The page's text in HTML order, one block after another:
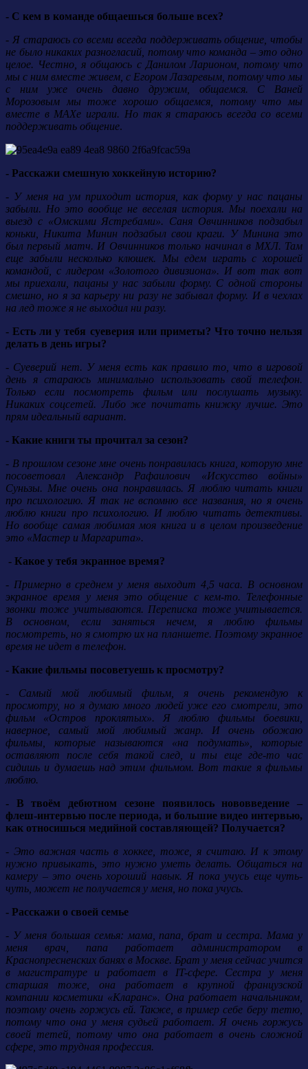
- С кем в команде общаешься больше всех?
- Я стараюсь со всеми всегда поддерживать общение, чтобы
не было никаких разногласий, потому что команда – это одно
целое. Честно, я общаюсь с Данилом Ларионом, потому что
мы с ним вместе живем, с Егором Лазаревым, потому что мы
с ним уже очень давно дружим, общаемся. С Ваней
Морозовым мы тоже хорошо общаемся, потому что мы
вместе в МАХе играли. Но так я стараюсь всегда со всеми
поддерживать общение.
- Расскажи смешную хоккейную историю?
- У меня на ум приходит история, как форму у нас пацаны
забыли. Но это вообще не веселая история. Мы поехали на
выезд с «Омскими Ястребами». Саня Овчинников подзабыл
коньки, Никита Минин подзабыл свои краги. У Минина это
был первый матч. И Овчинников только начинал в МХЛ. Там
еще забыли несколько клюшек. Мы едем играть с хорошей
командой, с лидером «Золотого дивизиона». И вот так вот
мы приехали, пацаны у нас забыли форму. С одной стороны
смешно, но я за карьеру ни разу не забывал форму. И в чехлах
на лед тоже я не выходил ни разу.
- Есть ли у тебя суеверия или приметы? Что точно нельзя
делать в день игры?
- Суеверий нет. У меня есть как правило то, что в игровой
день я стараюсь минимально использовать свой телефон.
Только если посмотреть фильм или послушать музыку.
Никаких соцсетей. Либо же почитать книжку лучше. Это
прям идеальный вариант.
- Какие книги ты прочитал за сезон?
- В прошлом сезоне мне очень понравилась книга, которую мне
посоветовал Александр Рафаилович «Искусство войны»
Суньзы. Мне очень она понравилась. Я люблю читать книги
про психологию. Я так не вспомню все названия, но я очень
люблю книги про психологию. И люблю читать детективы.
Но вообще самая любимая моя книга и в целом произведение
это «Мастер и Маргарита».
- Какое у тебя экранное время?
- Примерно в среднем у меня выходит 4,5 часа. В основном
экранное время у меня это общение с кем-то. Телефонные
звонки тоже учитываются. Переписка тоже учитывается.
В основном, если заняться нечем, я люблю фильмы
посмотреть, но я смотрю их на планшете. Поэтому экранное
время не идет в телефон.
- Какие фильмы посоветуешь к просмотру?
- Самый мой любимый фильм, я очень рекомендую к
просмотру, но я думаю много людей уже его смотрели, это
фильм «Остров проклятых». Я люблю фильмы боевики,
наверное, самый мой любимый жанр. И очень обожаю
фильмы, которые называются «на подумать», которые
оставляют после себя такой след, и ты еще где-то час
сидишь и думаешь над этим фильмом. Вот такие я фильмы
люблю.
- В твоём дебютном сезоне появилось нововведение –
флеш-интервью после периода, и большие видео интервью,
как относишься медийной составляющей? Получается?
- Это важная часть в хоккее, тоже, я считаю. И к этому
нужно привыкать, это нужно уметь делать. Общаться на
камеру – это очень хороший навык. Я пока учусь еще чуть-
чуть, может не получается у меня, но пока учусь.
- Расскажи о своей семье
- У меня большая семья: мама, папа, брат и сестра. Мама у
меня врач, папа работает администратором в
Краснопресненских банях в Москве. Брат у меня сейчас учится
в магистратуре и работает в IT-сфере. Сестра у меня
старшая тоже, она работает в крупной французской
компании косметики «Кларанс». Она работает начальником,
поэтому очень горжусь ей. Также, в пример себе беру тетю,
потому что она у меня судьей работает. Я очень горжусь
своей тетей, потому что она работает в очень сложной
сфере, это трудная профессия.